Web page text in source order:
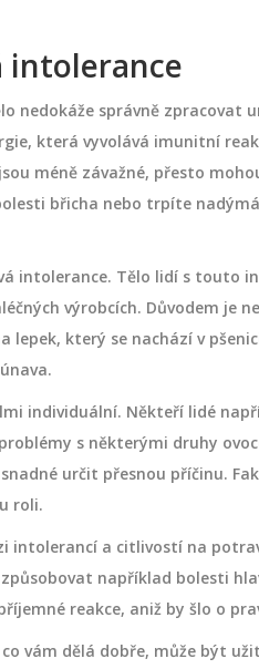
intolerance
nedokáže správně zpracovat
která vyvolává imunitní
méně závažné, přesto
břicha nebo trpíte
intolerance. Tělo lidí s touto
výrobcích. Důvodem je
lepek, který se nachází v
individuální. Někteří lidé
s některými druhy
určit přesnou příčinu.
roli.
intolerancí a citlivostí na
například bolesti
reakce, aniž by šlo o
vám dělá dobře, může být